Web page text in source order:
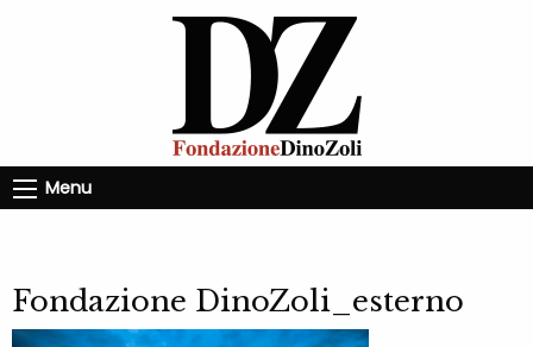
Menu
Fondazione DinoZoli_esterno